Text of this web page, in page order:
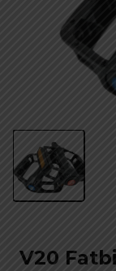
V20